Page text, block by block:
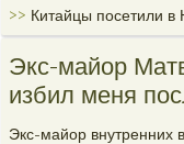
>> Китайцы посетили в
Экс-майор
избил меня
Экс-майор внутренних